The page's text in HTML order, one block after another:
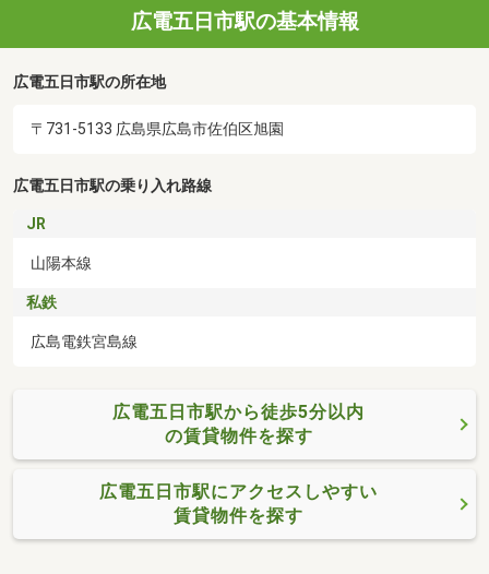
広電五日市駅の基本情報
広電五日市駅の所在地
〒731-5133 広島県広島市佐伯区旭園
広電五日市駅の乗り入れ路線
JR
山陽本線
私鉄
広島電鉄宮島線
広電五日市駅から徒歩5分以内
の賃貸物件を探す
広電五日市駅にアクセスしやすい
賃貸物件を探す